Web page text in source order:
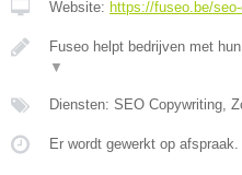
Website: https://fuseo.be/
Fuseo helpt bedrijven met
▼
Diensten: SEO Copywriting,
Er wordt gewerkt op afspraak.